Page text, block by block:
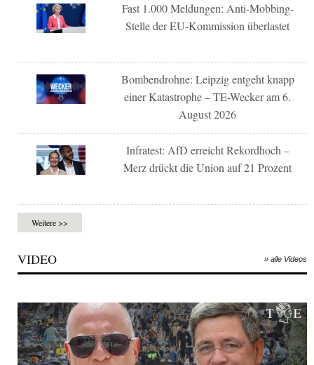
Fast 1.000 Meldungen: Anti-Mobbing-
Stelle der EU-Kommission überlastet
Bombendrohne: Leipzig entgeht knapp
einer Katastrophe – TE-Wecker am 6.
August 2026
Infratest: AfD erreicht Rekordhoch –
Merz drückt die Union auf 21 Prozent
Weitere >>
VIDEO » alle Videos